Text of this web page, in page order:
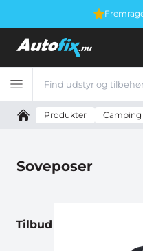
Produkter Camping
Soveposer
Tilbud